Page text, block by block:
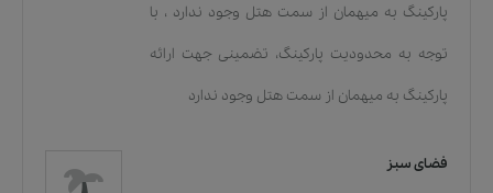
پارکینگ به میهمان از سمت هتل وجود ندارد ، با
توجه به محدودیت پارکینگ، تضمینی جهت ارائه
پارکینگ به میهمان از سمت هتل وجود ندارد
فضای سبز